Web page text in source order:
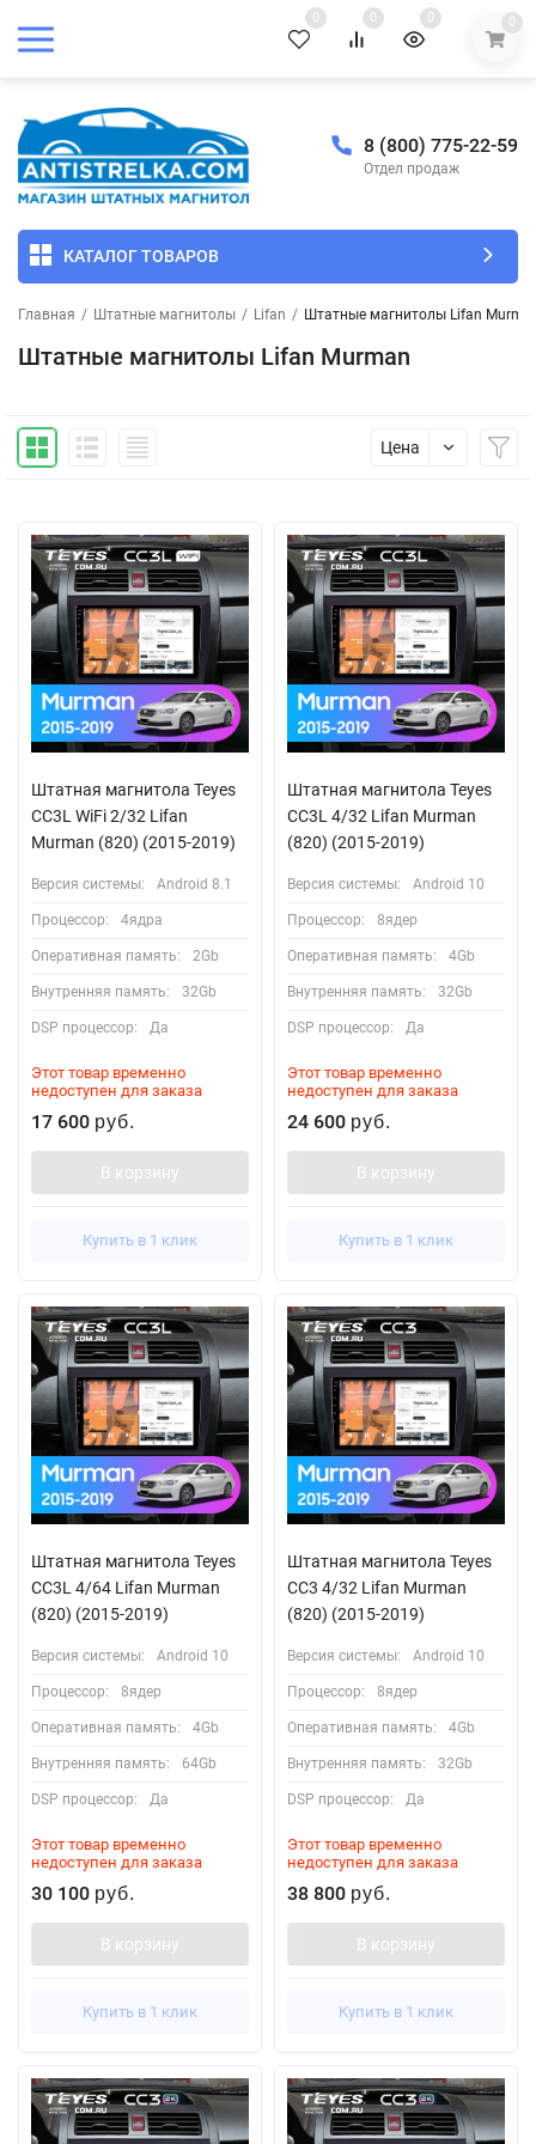
0 0 0 0
8 (800) 775-22-59
Отдел продаж
КАТАЛОГ ТОВАРОВ
Главная / Штатные магнитолы / Lifan / Штатные магнитолы Lifan
Штатные магнитолы Lifan Murman
Цена
Штатная магнитола Teyes
CC3L WiFi 2/32 Lifan
Murman (820) (2015-2019)
Версия системы: Android 8.1
Процессор: 4ядра
Оперативная память: 2Gb
Внутренняя память: 32Gb
DSP процессор: Да
Этот товар временно
недоступен для заказа
17 600 руб.
В корзину
Купить в 1 клик
Штатная магнитола Teyes
CC3L 4/32 Lifan Murman
(820) (2015-2019)
Версия системы: Android 10
Процессор: 8ядер
Оперативная память: 4Gb
Внутренняя память: 32Gb
DSP процессор: Да
Этот товар временно
недоступен для заказа
24 600 руб.
В корзину
Купить в 1 клик
Штатная магнитола Teyes
CC3L 4/64 Lifan Murman
(820) (2015-2019)
Версия системы: Android 10
Процессор: 8ядер
Оперативная память: 4Gb
Внутренняя память: 64Gb
DSP процессор: Да
Этот товар временно
недоступен для заказа
30 100 руб.
В корзину
Купить в 1 клик
Штатная магнитола Teyes
CC3 4/32 Lifan Murman
(820) (2015-2019)
Версия системы: Android 10
Процессор: 8ядер
Оперативная память: 4Gb
Внутренняя память: 32Gb
DSP процессор: Да
Этот товар временно
недоступен для заказа
38 800 руб.
В корзину
Купить в 1 клик